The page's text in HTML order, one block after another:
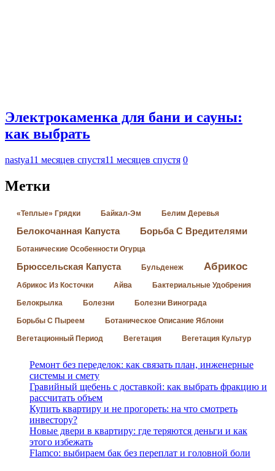
Электрокаменка для бани и сауны:
как выбрать
nastya11 месяцев спустя11 месяцев спустя 0
Метки
«Теплые» Грядки Байкал-Эм Белим Деревья
Белокочанная Капуста Борьба С Вредителями
Ботанические Особенности Огурца
Брюссельская Капуста Бульденеж Абрикос
Абрикос Из Косточки Айва Бактериальные Удобрения
Белокрылка Болезни Болезни Винограда
Борьбы С Пыреем Ботаническое Описание Яблони
Вегетационный Период Вегетация Вегетация Культур
Ремонт без переделок: как связать план, инженерные
системы и смету
Гравийный щебень с доставкой: как выбрать фракцию и
рассчитать объем
Купить квартиру и не прогореть: на что смотреть
инвестору?
Новые двери в квартиру: где теряются деньги и как
этого избежать
Flamco: выбираем бак без переплат и головной боли